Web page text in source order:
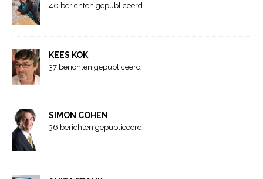
40 berichten gepubliceerd
KEES KOK
37 berichten gepubliceerd
SIMON COHEN
36 berichten gepubliceerd